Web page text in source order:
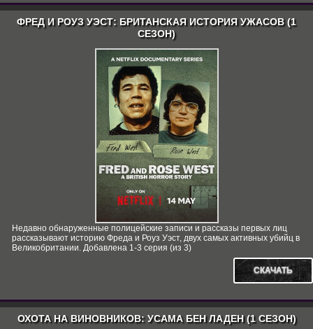
ФРЕД И РОУЗ УЭСТ: БРИТАНСКАЯ ИСТОРИЯ УЖАСОВ (1
СЕЗОН)
Недавно обнаруженные полицейские записи и рассказы первых лиц
рассказывают историю Фреда и Роуз Уэст, двух самых активных убийц в
Великобритании. Добавлена 1-3 серия (из 3)
СКАЧАТЬ
ОХОТА НА ВИНОВНИКОВ: УСАМА БЕН ЛАДЕН (1 СЕЗОН)